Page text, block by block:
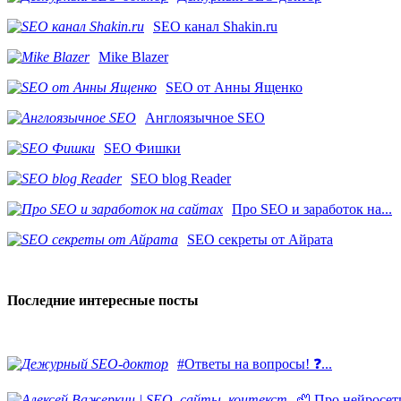
SEO канал Shakin.ru
Mike Blazer
SEO от Анны Ященко
Англоязычное SEO
SEO Фишки
SEO blog Reader
Про SEO и заработок на...
SEO секреты от Айрата
Последние интересные посты
#Ответы на вопросы! ❓...